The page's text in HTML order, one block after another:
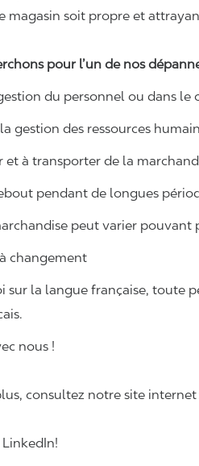
magasin soit propre et
pour l’un de nos
du personnel ou dans
gestion des ressources
et à transporter de la
pendant de longues
peut varier pouvant
changement
sur la langue française, toute
nous !
consultez notre site